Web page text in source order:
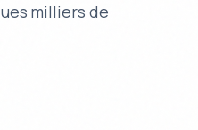
milliers de